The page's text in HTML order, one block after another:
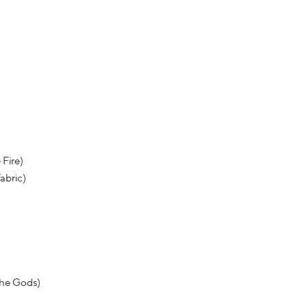
Fire)
Gods)